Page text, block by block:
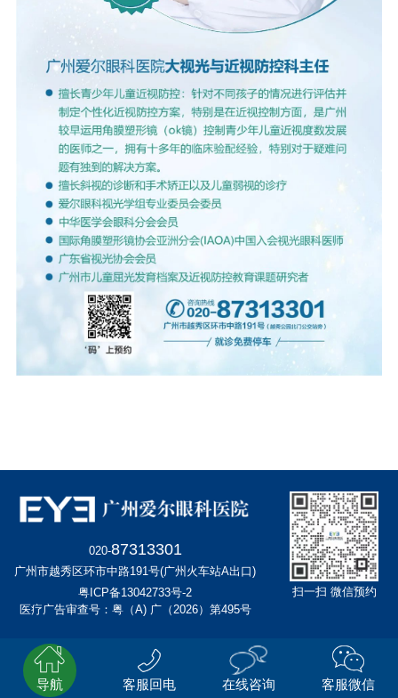
020-87313301
广州市越秀区环市中路191号(广州火车站A出口)
粤ICP备13042733号-2
医疗广告审查号：粤（A) 广（2026）第495号
扫一扫 微信预约
导航 客服回电 在线咨询 客服微信